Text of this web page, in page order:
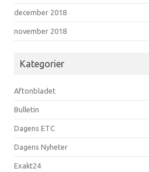
december 2018
november 2018
Kategorier
Aftonbladet
Bulletin
Dagens ETC
Dagens Nyheter
Exakt24